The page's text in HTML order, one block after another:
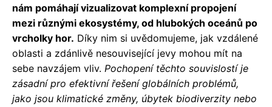
nám pomáhají vizualizovat komplexní propojení
mezi různými ekosystémy, od hlubokých oceánů po
vrcholky hor. Díky nim si uvědomujeme, jak vzdálené
oblasti a zdánlivě nesouvisející jevy mohou mít na
sebe navzájem vliv. Pochopení těchto souvislostí je
zásadní pro efektivní řešení globálních problémů,
jako jsou klimatické změny, úbytek biodiverzity nebo